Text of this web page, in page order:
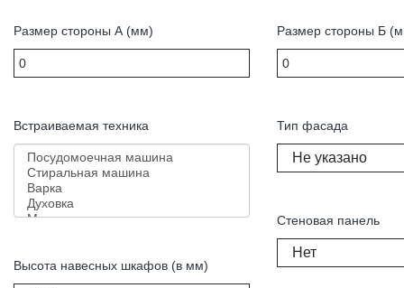
Размер стороны А (мм)
Встраиваемая техника
Высота навесных шкафов (в мм)
Размер стороны Б
Тип фасада
Не указано
Стеновая панель
Нет